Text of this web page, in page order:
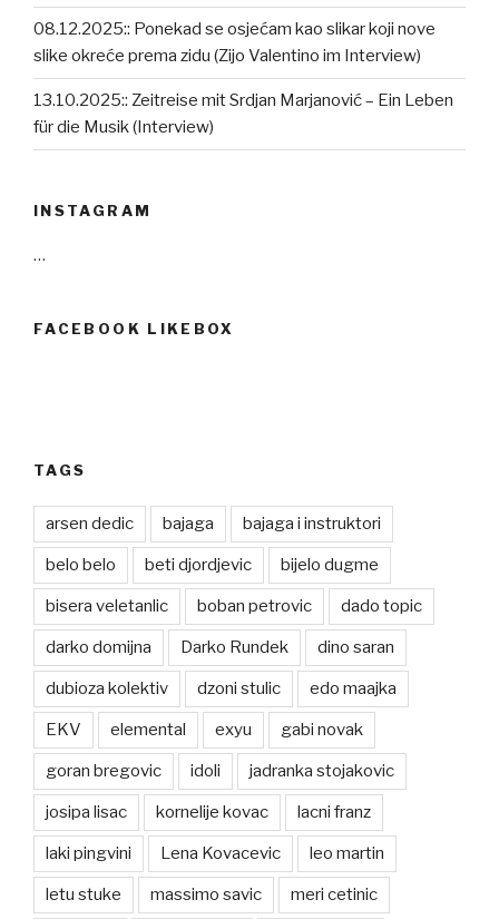
08.12.2025:: Ponekad se osjećam kao slikar koji nove
slike okreće prema zidu (Zijo Valentino im Interview)
13.10.2025:: Zeitreise mit Srdjan Marjanović – Ein Leben
für die Musik (Interview)
INSTAGRAM
…
FACEBOOK LIKEBOX
TAGS
arsen dedic bajaga bajaga i instruktori
belo belo beti djordjevic bijelo dugme
bisera veletanlic boban petrovic dado topic
darko domijna Darko Rundek dino saran
dubioza kolektiv dzoni stulic edo maajka
EKV elemental exyu gabi novak
goran bregovic idoli jadranka stojakovic
josipa lisac kornelije kovac lacni franz
laki pingvini Lena Kovacevic leo martin
letu stuke massimo savic meri cetinic